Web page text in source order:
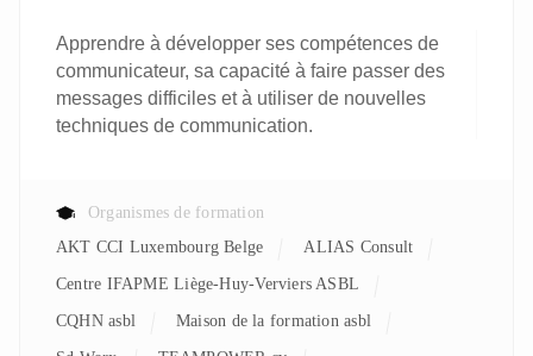
Apprendre à développer ses compétences de
communicateur, sa capacité à faire passer des
messages difficiles et à utiliser de nouvelles
techniques de communication.
Organismes de formation
AKT CCI Luxembourg Belge
ALIAS Consult
Centre IFAPME Liège-Huy-Verviers ASBL
CQHN asbl Maison de la formation asbl